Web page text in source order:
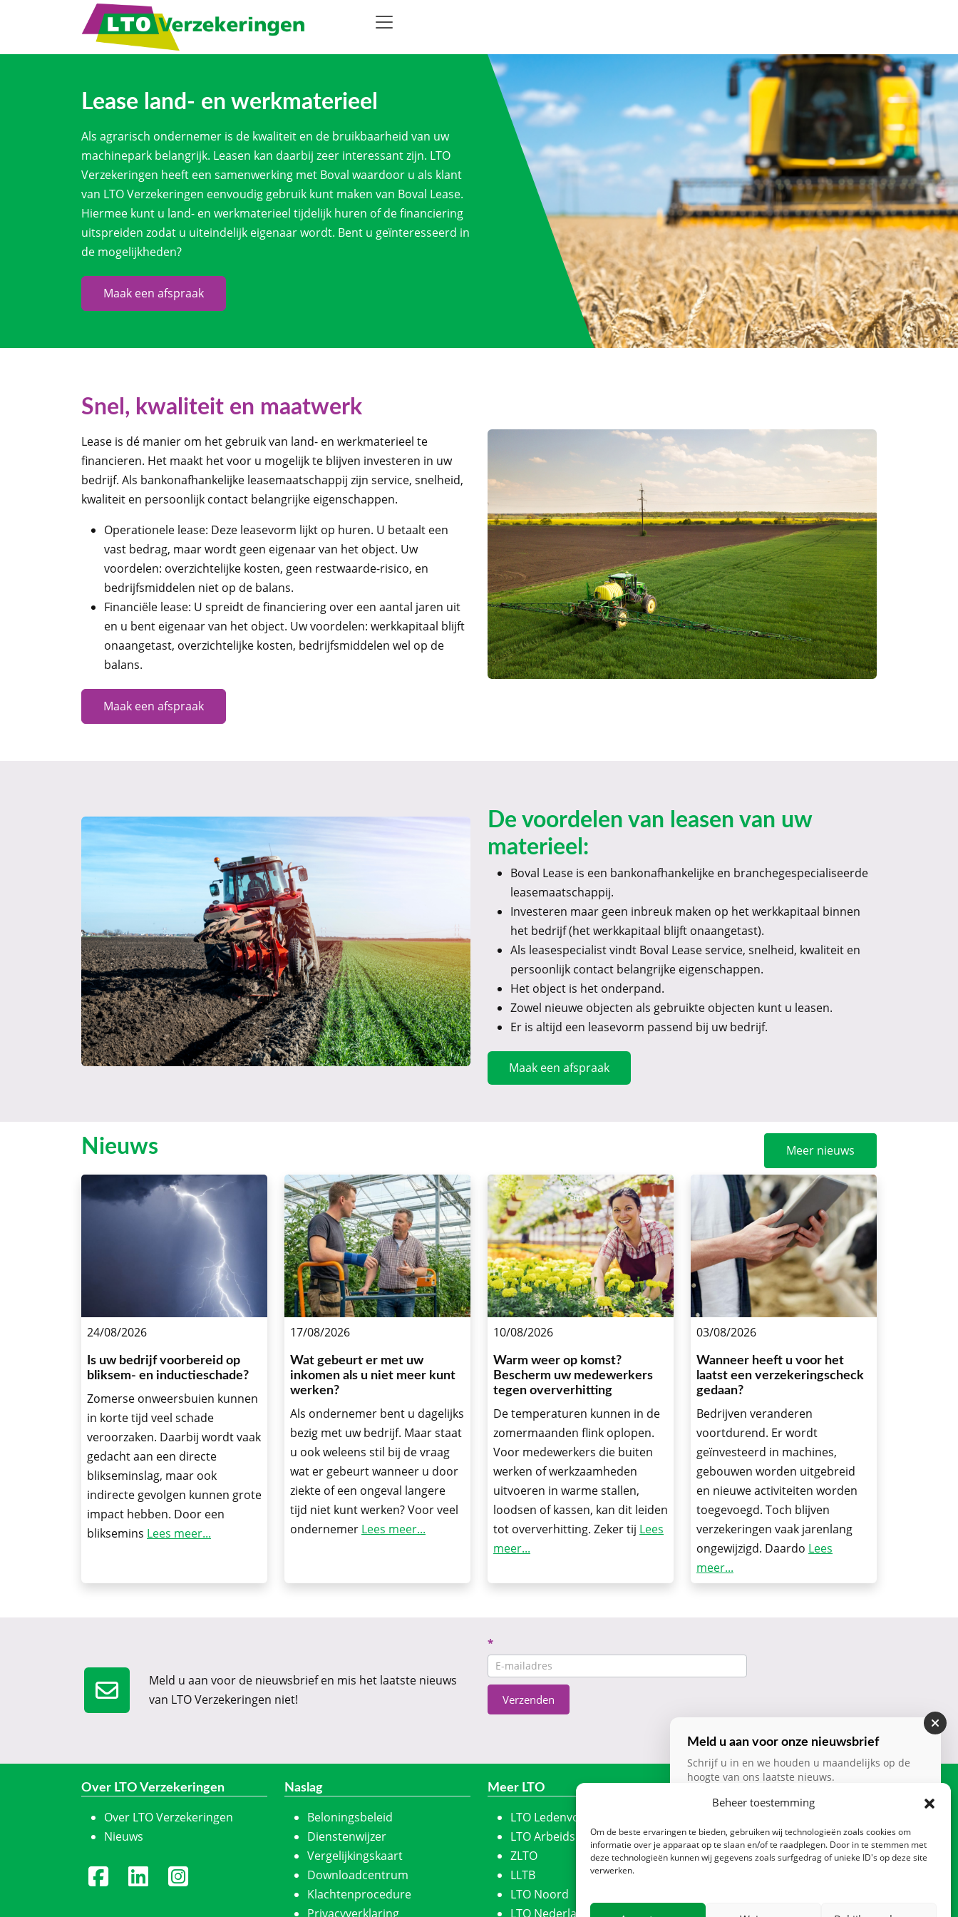
Beheer toestemming
Om de beste ervaringen te bieden, gebruiken wij technologieën zoals cookies om
informatie over je apparaat op te slaan en/of te raadplegen. Door in te stemmen met
deze technologieën kunnen wij gegevens zoals surfgedrag of unieke ID's op deze site
verwerken.
Lease land- en werkmaterieel
Als agrarisch ondernemer is de kwaliteit en de bruikbaarheid van uw
machinepark belangrijk. Leasen kan daarbij zeer interessant zijn. LTO
Verzekeringen heeft een samenwerking met Boval waardoor u als klant
van LTO Verzekeringen eenvoudig gebruik kunt maken van Boval Lease.
Hiermee kunt u land- en werkmaterieel tijdelijk huren of de financiering
uitspreiden zodat u uiteindelijk eigenaar wordt. Bent u geïnteresseerd in
de mogelijkheden?
Maak een afspraak
Snel, kwaliteit en maatwerk
Lease is dé manier om het gebruik van land- en werkmaterieel te
financieren. Het maakt het voor u mogelijk te blijven investeren in uw
bedrijf. Als bankonafhankelijke leasemaatschappij zijn service, snelheid,
kwaliteit en persoonlijk contact belangrijke eigenschappen.
Operationele lease: Deze leasevorm lijkt op huren. U betaalt een
vast bedrag, maar wordt geen eigenaar van het object. Uw
voordelen: overzichtelijke kosten, geen restwaarde-risico, en
bedrijfsmiddelen niet op de balans.
Financiële lease: U spreidt de financiering over een aantal jaren uit
en u bent eigenaar van het object. Uw voordelen: werkkapitaal blijft
onaangetast, overzichtelijke kosten, bedrijfsmiddelen wel op de
balans.
Maak een afspraak
De voordelen van leasen van uw
materieel:
Boval Lease is een bankonafhankelijke en branchegespecialiseerde
leasemaatschappij.
Investeren maar geen inbreuk maken op het werkkapitaal binnen
het bedrijf (het werkkapitaal blijft onaangetast).
Als leasespecialist vindt Boval Lease service, snelheid, kwaliteit en
persoonlijk contact belangrijke eigenschappen.
Het object is het onderpand.
Zowel nieuwe objecten als gebruikte objecten kunt u leasen.
Er is altijd een leasevorm passend bij uw bedrijf.
Maak een afspraak
Nieuws Meer nieuws
24/08/2026
Is uw bedrijf voorbereid op
bliksem- en inductieschade?
Zomerse onweersbuien kunnen
in korte tijd veel schade
veroorzaken. Daarbij wordt vaak
gedacht aan een directe
blikseminslag, maar ook
indirecte gevolgen kunnen grote
impact hebben. Door een
bliksemins Lees meer...
17/08/2026
Wat gebeurt er met uw
inkomen als u niet meer kunt
werken?
Als ondernemer bent u dagelijks
bezig met uw bedrijf. Maar staat
u ook weleens stil bij de vraag
wat er gebeurt wanneer u door
ziekte of een ongeval langere
tijd niet kunt werken? Voor veel
ondernemer Lees meer...
10/08/2026
Warm weer op komst?
Bescherm uw medewerkers
tegen oververhitting
De temperaturen kunnen in de
zomermaanden flink oplopen.
Voor medewerkers die buiten
werken of werkzaamheden
uitvoeren in warme stallen,
loodsen of kassen, kan dit leiden
tot oververhitting. Zeker tij Lees
meer...
03/08/2026
Wanneer heeft u voor het
laatst een verzekeringscheck
gedaan?
Bedrijven veranderen
voortdurend. Er wordt
geïnvesteerd in machines,
gebouwen worden uitgebreid
en nieuwe activiteiten worden
toegevoegd. Toch blijven
verzekeringen vaak jarenlang
ongewijzigd. Daardo Lees
meer...
Meld u aan voor de nieuwsbrief en mis het laatste nieuws
van LTO Verzekeringen niet!
Nieuwsbrief
CTA
*
Verzenden
Over LTO Verzekeringen
Over LTO Verzekeringen
Nieuws
Naslag
Beloningsbeleid
Dienstenwijzer
Vergelijkingskaart
Downloadcentrum
Klachtenprocedure
Privacyverklaring
Meer LTO
LTO Ledenvoordeel
LTO Arbeidskracht
ZLTO
LLTB
LTO Noord
LTO Nederland
1991 JL Velserbroek
Postbus 2013, 1990 AA
Meld u aan voor onze nieuwsbrief
Schrijf u in en we houden u maandelijks op de
hoogte van ons laatste nieuws.
Nieuwsbrief
CTA